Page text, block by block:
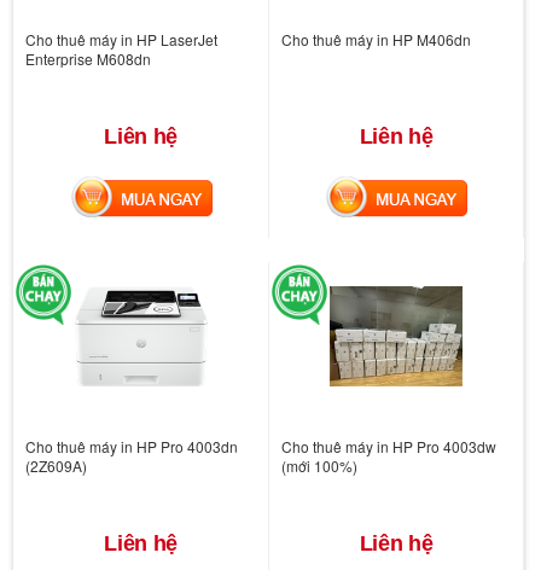
Cho thuê máy in HP LaserJet
Enterprise M608dn
Liên hệ
MUA NGAY
Cho thuê máy in HP M406dn
Liên hệ
MUA NGAY
Cho thuê máy in HP Pro 4003dn
(2Z609A)
Liên hệ
Cho thuê máy in HP Pro 4003dw
(mới 100%)
Liên hệ